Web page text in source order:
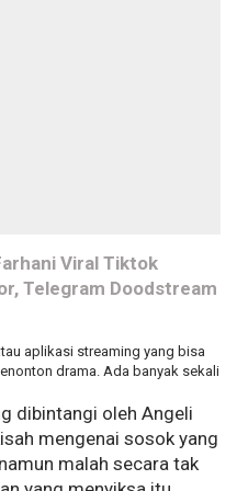
Viral Tiktok
Telegram Doodstream
aplikasi streaming yang bisa
drama. Ada banyak sekali
dibintangi oleh Angeli
mengenai sosok yang
malah secara tak